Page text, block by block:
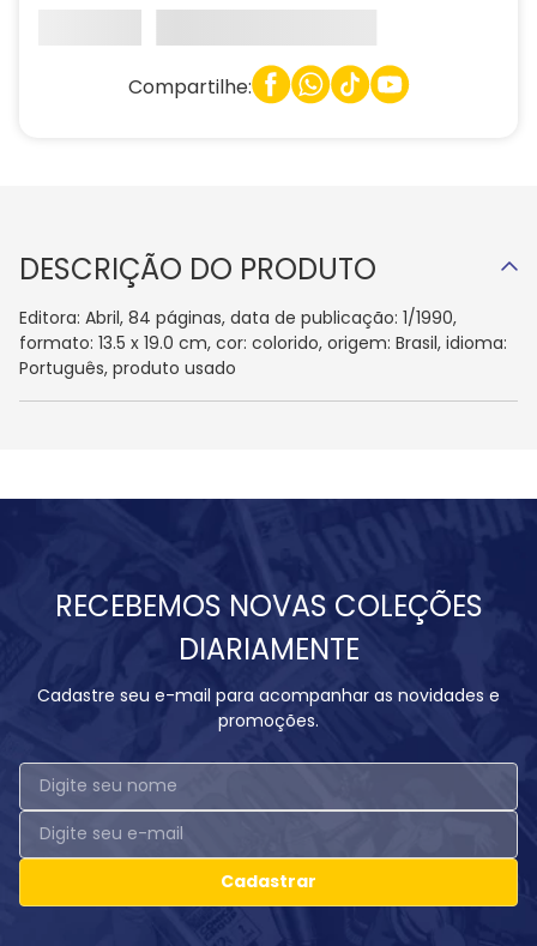
Compartilhe:
DESCRIÇÃO DO PRODUTO
Editora: Abril, 84 páginas, data de publicação: 1/1990,
formato: 13.5 x 19.0 cm, cor: colorido, origem: Brasil, idioma:
Português, produto usado
RECEBEMOS NOVAS COLEÇÕES
DIARIAMENTE
Cadastre seu e-mail para acompanhar as novidades e
promoções.
Cadastrar